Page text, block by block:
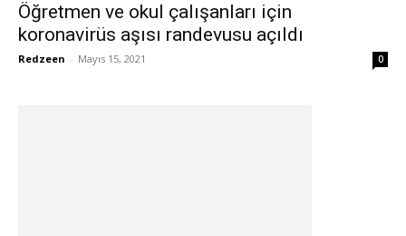
Öğretmen ve okul çalışanları için
koronavirüs aşısı randevusu açıldı
Redzeen - Mayıs 15, 2021 0